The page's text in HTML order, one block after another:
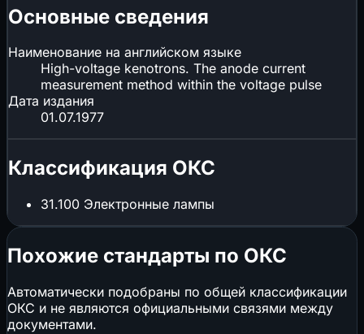
Основные сведения
Наименование на английском языке
High-voltage kenotrons. The anode current
measurement method within the voltage pulse
Дата издания
01.07.1977
Классификация ОКС
31.100 Электронные лампы
Похожие стандарты по ОКС
Автоматически подобраны по общей классификации
ОКС и не являются официальными связями между
документами.